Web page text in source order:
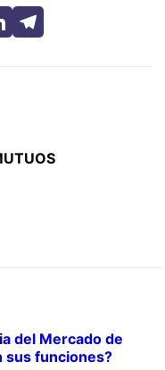
del Mercado de
sus funciones?